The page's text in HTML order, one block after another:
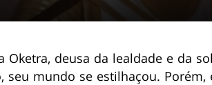
deusa da lealdade e da
seu mundo se estilhaçou. Porém,